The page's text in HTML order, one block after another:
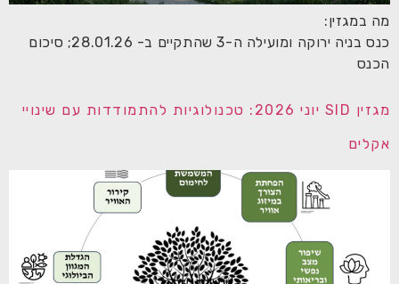
מה במגזין:
כנס בניה ירוקה ומועילה ה-3 שהתקיים ב- 28.01.26; סיכום
הכנס
מגזין SID יוני 2026: טכנולוגיות להתמודדות עם שינויי
אקלים